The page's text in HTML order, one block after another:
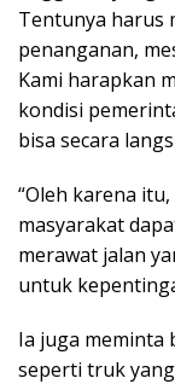
Tentunya harus
penanganan,
Kami harapkan
kondisi
bisa secara
“Oleh karena
masyarakat
merawat jalan
untuk
Ia juga meminta
seperti truk